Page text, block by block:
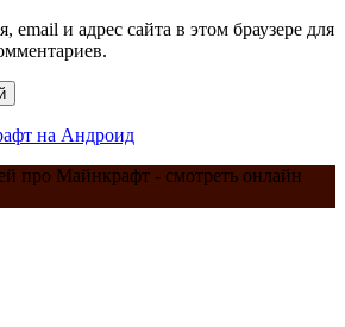
email и адрес сайта в этом браузере для
на Андроид
про Майнкрафт - смотреть онлайн